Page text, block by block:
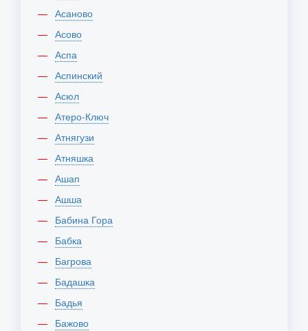
Асаново
Асово
Аспа
Аспинский
Асюл
Атеро-Ключ
Атнягузи
Атняшка
Ашап
Ашша
Бабина Гора
Бабка
Багрова
Бадашка
Бадья
Бажово